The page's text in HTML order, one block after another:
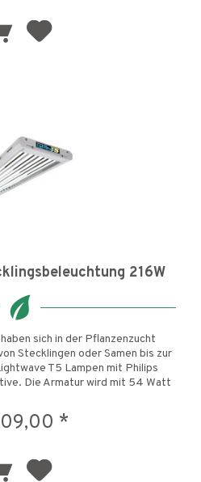
216W
sich in der Pflanzenzucht
Stecklingen oder Samen bis zur
T5 Lampen mit Philips
Die Armatur wird mit 54 Watt
*